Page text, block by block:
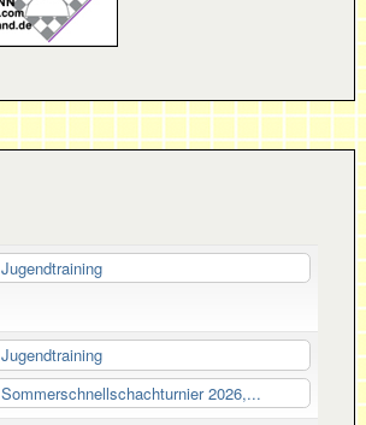
Jugendtraining
Jugendtraining
Sommerschnellschachturnier 2026,...